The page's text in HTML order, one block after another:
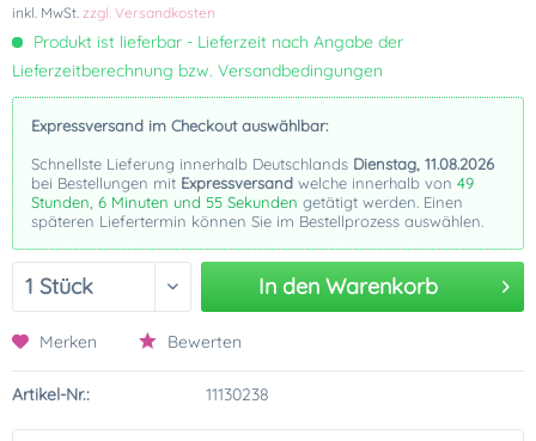
inkl. MwSt. zzgl. Versandkosten
Produkt ist lieferbar - Lieferzeit nach Angabe der
Lieferzeitberechnung bzw. Versandbedingungen
Expressversand im Checkout auswählbar:
Schnellste Lieferung innerhalb Deutschlands Dienstag, 11.08.2026
bei Bestellungen mit Expressversand welche innerhalb von 49
Stunden, 6 Minuten und 55 Sekunden getätigt werden. Einen
späteren Liefertermin können Sie im Bestellprozess auswählen.
In den Warenkorb
Merken Bewerten
Artikel-Nr.: 11130238